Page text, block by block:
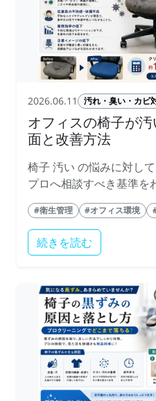
2026.06.11 汚れ・臭い・カビ
オフィスの椅子が
面と改善方法
椅子 汚い の悩みに対し
プロへ相談すべき基準を
#衛生管理 #オフィス環境
続きを読む